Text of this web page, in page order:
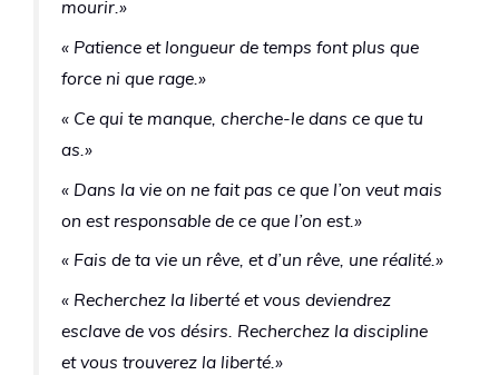
mourir.»
« Patience et longueur de temps font plus que
force ni que rage.»
« Ce qui te manque, cherche-le dans ce que tu
as.»
« Dans la vie on ne fait pas ce que l’on veut mais
on est responsable de ce que l’on est.»
« Fais de ta vie un rêve, et d’un rêve, une réalité.»
« Recherchez la liberté et vous deviendrez
esclave de vos désirs. Recherchez la discipline
et vous trouverez la liberté.»